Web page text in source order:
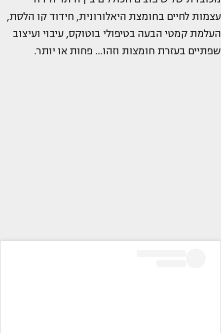
עצמות לחיים בחומצת היאלורונית, חידוד קו הלסת,
העלמת קמטי הבעה בטיפולי בוטוקס, עיבוי ועיצוב
שפתיים בעזרת חומצות וזהו... פחות או יותר.